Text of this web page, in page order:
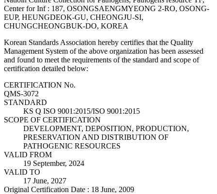
Center for Inf : 187, OSONGSAENGMYEONG 2-RO, OSONG-
EUP, HEUNGDEOK-GU, CHEONGJU-SI,
CHUNGCHEONGBUK-DO, KOREA
Korean Standards Association hereby certifies that the Quality
Management System of the above organization has been assessed
and found to meet the requirements of the standard and scope of
certification detailed below:
CERTIFICATION No.
QMS-3072
STANDARD
KS Q ISO 9001:2015/ISO 9001:2015
SCOPE OF CERTIFICATION
DEVELOPMENT, DEPOSITION, PRODUCTION,
PRESERVATION AND DISTRIBUTION OF
PATHOGENIC RESOURCES
VALID FROM
19 September, 2024
VALID TO
17 June, 2027
Original Certification Date : 18 June, 2009